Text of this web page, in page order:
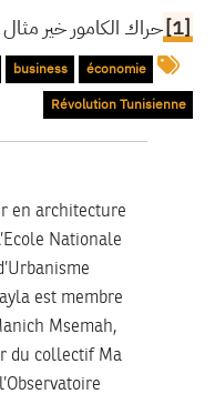
[1]
حراك الكامور خير
économie
business
Révolution Tunisienne
en architecture
Nationale
est membre
Msemah,
du collectif Ma